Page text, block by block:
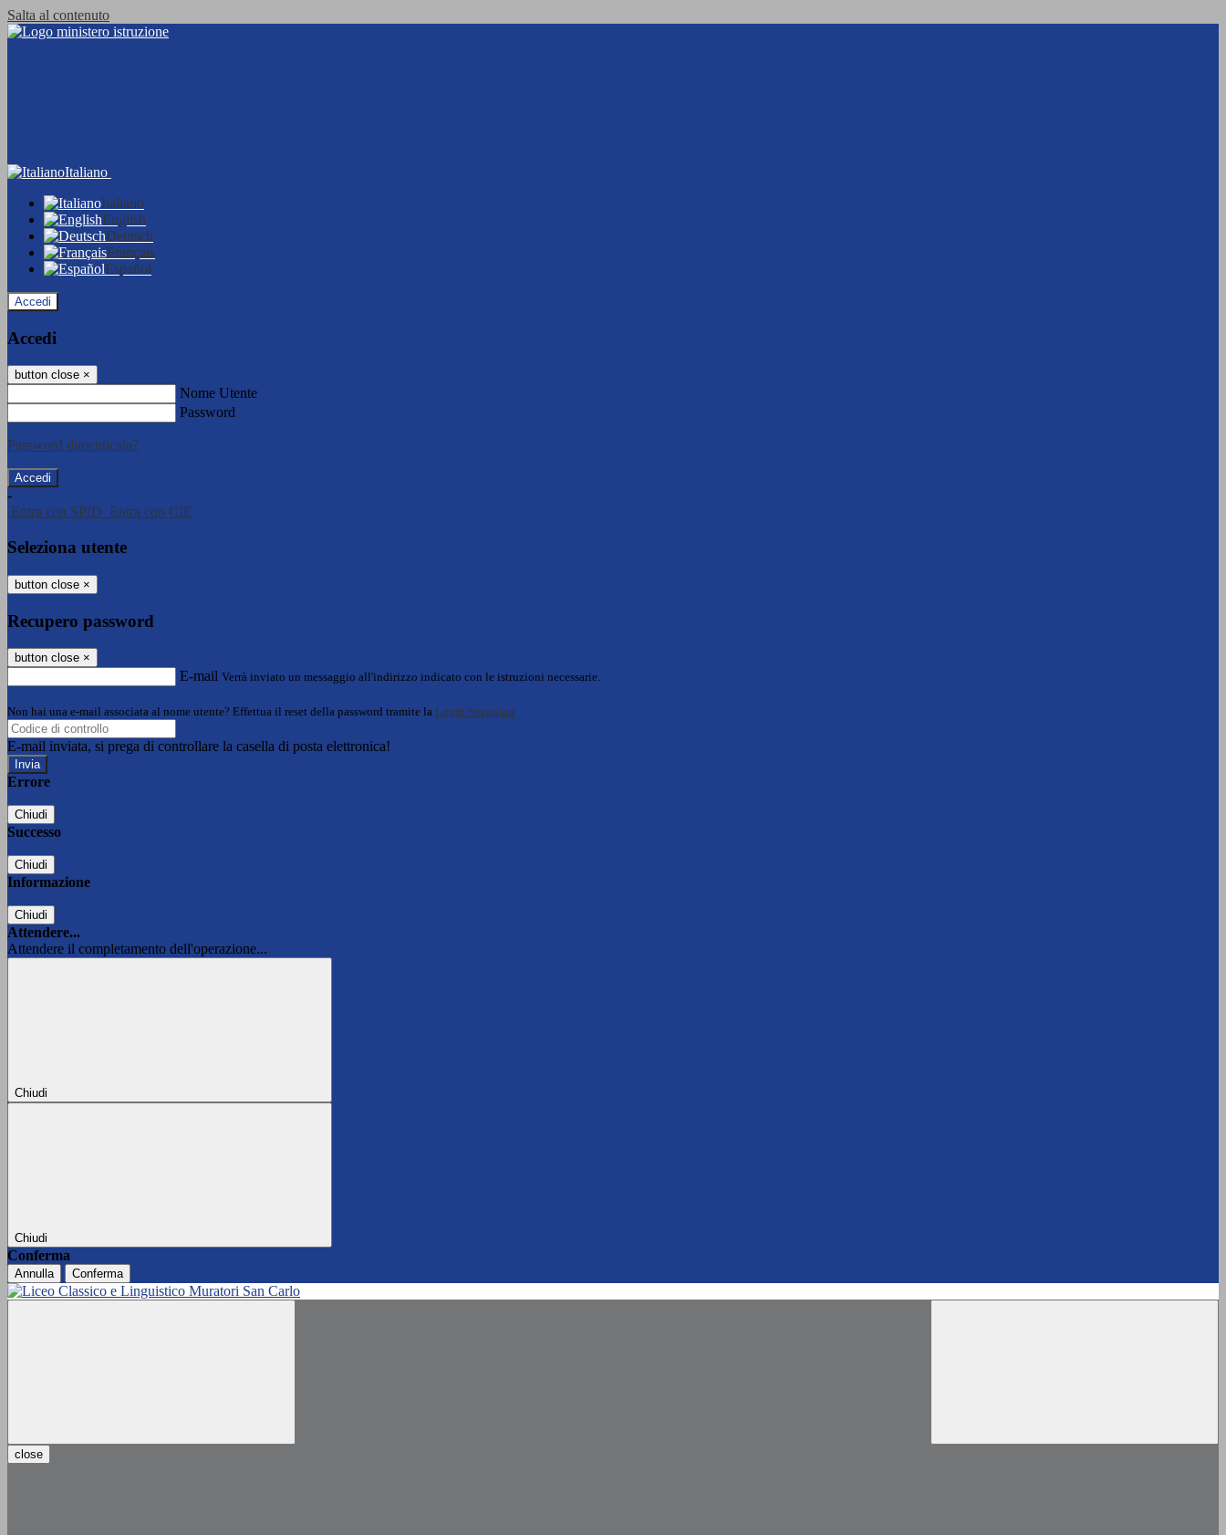
Salta al contenuto
Italiano
Italiano
English
Deutsch
Français
Español
Accedi
Accedi
button close ×
Nome Utente
Password
Password dimenticata?
-
Entra con SPID Entra con CIE
Seleziona utente
button close ×
Recupero password
button close ×
E-mail Verrà inviato un messaggio all'indirizzo indicato con le istruzioni necessarie.
Non hai una e-mail associata al nome utente? Effettua il reset della password tramite la Login Spaggiari
E-mail inviata, si prega di controllare la casella di posta elettronica!
Errore
Chiudi
Successo
Chiudi
Informazione
Chiudi
Attendere...
Attendere il completamento dell'operazione...
Chiudi
Chiudi
Conferma
Annulla Conferma
close